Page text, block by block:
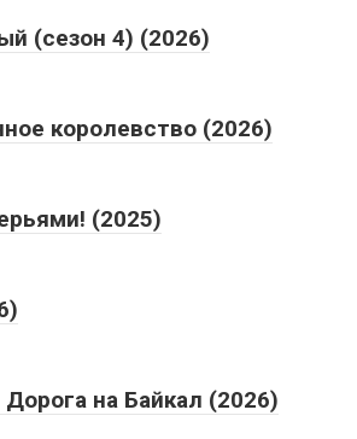
(сезон 4) (2026)
королевство (2026)
(2025)
на Байкал (2026)